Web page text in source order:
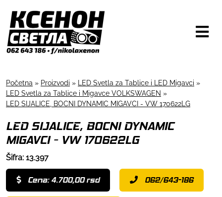
Početna » Proizvodi » LED Svetla za Tablice i LED Migavci »
LED Svetla za Tablice i Migavce VOLKSWAGEN »
LED SIJALICE, BOCNI DYNAMIC MIGAVCI - VW 170622LG
LED SIJALICE, BOCNI DYNAMIC
MIGAVCI - VW 170622LG
Šifra: 13.397
Cena: 4.700,00 rsd 062/643-186